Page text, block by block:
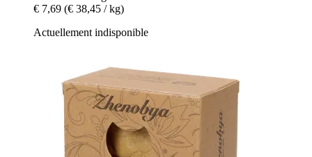
€ 7,69 (€ 38,45 / kg)
Actuellement indisponible